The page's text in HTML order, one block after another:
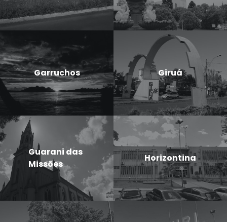
Garruchos Giruá
Guarani das
Missões
Horizontina